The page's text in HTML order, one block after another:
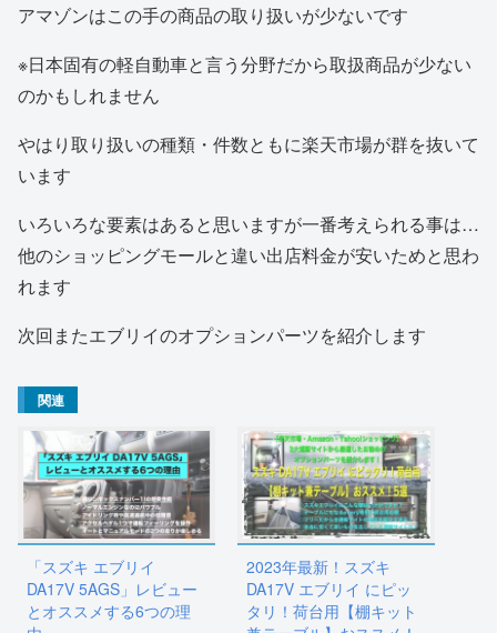
アマゾンはこの手の商品の取り扱いが少ないです
※日本固有の軽自動車と言う分野だから取扱商品が少ない
のかもしれません
やはり取り扱いの種類・件数ともに楽天市場が群を抜いて
います
いろいろな要素はあると思いますが一番考えられる事は…
他のショッピングモールと違い出店料金が安いためと思わ
れます
次回またエブリイのオプションパーツを紹介します
関連
「スズキ エブリイ
DA17V 5AGS」レビュー
とオススメする6つの理
2023年最新！スズキ
DA17V エブリイ にピッ
タリ！荷台用【棚キット